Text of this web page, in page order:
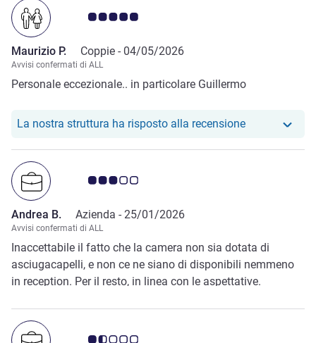
Giudizio clienti 5.0/5
Maurizio P. Coppie - 04/05/2026
Avvisi confermati di ALL
Personale eccezionale.. in particolare Guillermo
La nostra struttura ha risposto alla recensioneIl nostro hotel
Giudizio clienti 3.0/5
Andrea B. Azienda - 25/01/2026
Avvisi confermati di ALL
Inaccettabile il fatto che la camera non sia dotata di
asciugacapelli, e non ce ne siano di disponibili nemmeno
in reception. Per il resto, in linea con le aspettative.
Giudizio clienti 1.5/5